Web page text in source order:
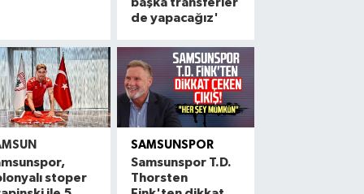
başka transferler
de yapacağız'
stoper
SAMSUNSPOR
Samsunspor T.D.
Thorsten